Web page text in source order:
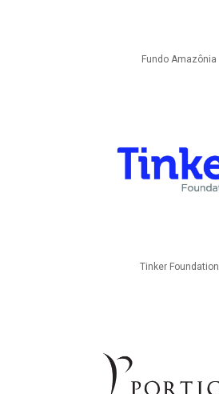
Fundo Amazônia
Tinker Foundation